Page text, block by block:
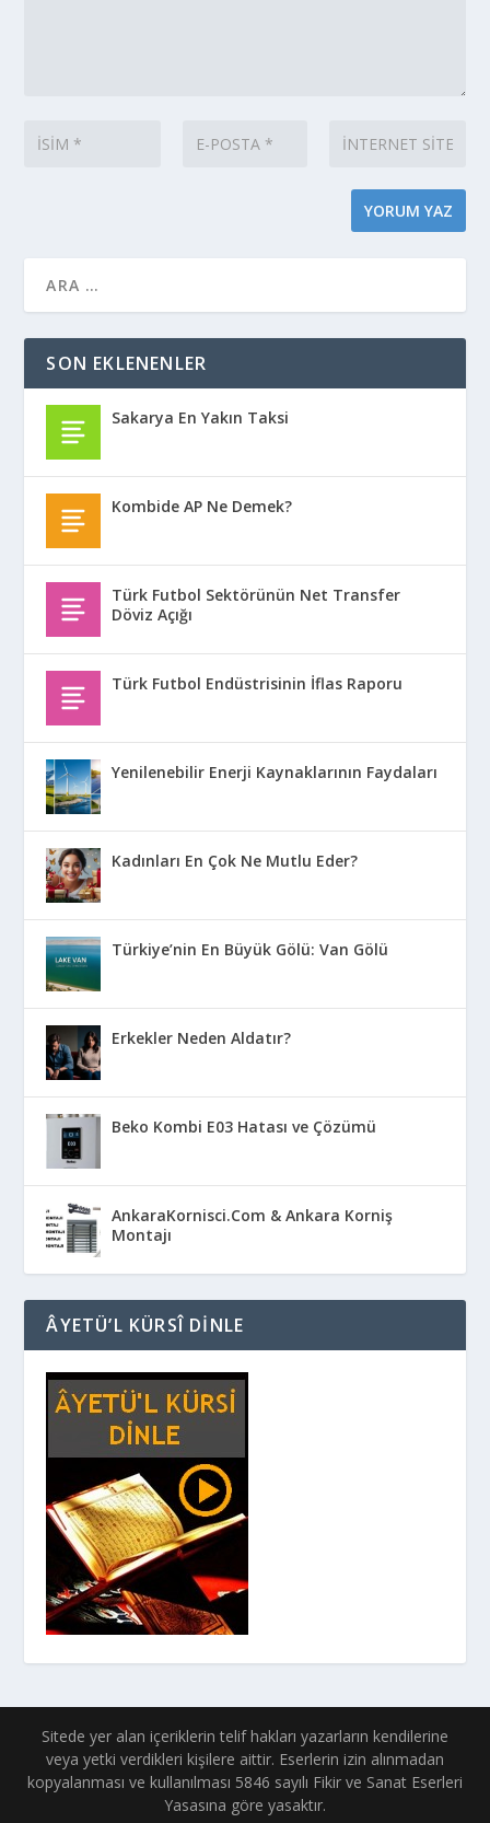
SON EKLENENLER
Sakarya En Yakın Taksi
Kombide AP Ne Demek?
Türk Futbol Sektörünün Net Transfer
Döviz Açığı
Türk Futbol Endüstrisinin İflas Raporu
Yenilenebilir Enerji Kaynaklarının Faydaları
Kadınları En Çok Ne Mutlu Eder?
Türkiye’nin En Büyük Gölü: Van Gölü
Erkekler Neden Aldatır?
Beko Kombi E03 Hatası ve Çözümü
AnkaraKornisci.Com & Ankara Korniş
Montajı
ÂYETÜ’L KÜRSÎ DINLE
Sitede yer alan içeriklerin telif hakları yazarların kendilerine
veya yetki verdikleri kişilere aittir. Eserlerin izin alınmadan
kopyalanması ve kullanılması 5846 sayılı Fikir ve Sanat Eserleri
Yasasına göre yasaktır.